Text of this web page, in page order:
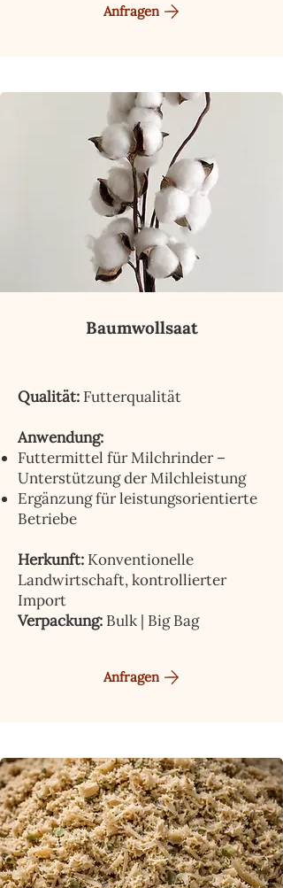
Anfragen
Baumwollsaat
Qualität: Futterqualität
Anwendung:
Futtermittel für Milchrinder –
Unterstützung der Milchleistung
Ergänzung für leistungsorientierte
Betriebe
Herkunft: Konventionelle
Landwirtschaft, kontrollierter
Import
Verpackung: Bulk | Big Bag
Anfragen